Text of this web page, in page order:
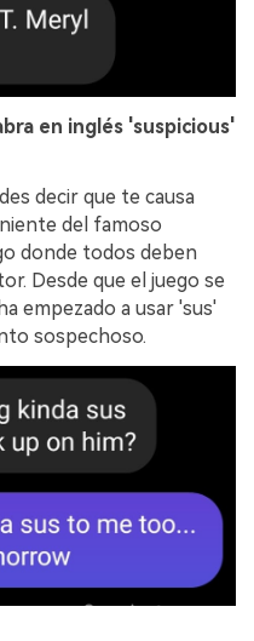
en inglés 'suspicious'
decir que te causa
del famoso
donde todos deben
Desde que el juego se
empezado a usar 'sus'
sospechoso.